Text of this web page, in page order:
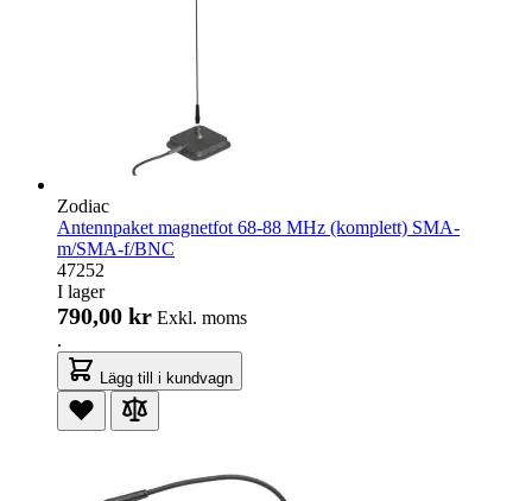
Zodiac
Antennpaket magnetfot 68-88 MHz (komplett) SMA-
m/SMA-f/BNC
47252
I lager
790,00 kr Exkl. moms
.
Lägg till i kundvagn